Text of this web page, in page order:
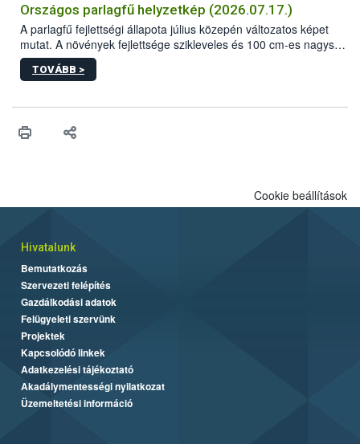
Országos parlagfű helyzetkép (2026.07.17.)
A parlagfű fejlettségi állapota július közepén változatos képet
mutat. A növények fejlettsége szikleveles és 100 cm-es nagyság
közötti, ám a növényméret és az elágazások száma sok helyen
elmarad az eddigi években jellemzőtől. A legfejlettebb egyedek
cm-es példányok is találhatóak). A parlagfűnövények nagy része
fenológiai fázisba való átmenet már országszerte zajlik,
megjelentek a virágbimbós egyedek, sőt Hajdú-Bihar
vármegyében már 20-40%-os, Békés vármegyében 40-55%-os
kezdete fejlettségű parlagfüvet is sikerült találni (többnyire
10%-os, Hajdú-Bihar vármegyében már 5-20%-os arányban
vannak jelen virágozni kezdő egyedek.
TOVÁBB >
Cookie beállítások
Hivatalunk
Bemutatkozás
Szervezeti felépítés
Gazdálkodási adatok
Felügyeleti szervünk
Projektek
Kapcsolódó linkek
Adatkezelési tájékoztató
Akadálymentességi nyilatkozat
Üzemeltetési információ